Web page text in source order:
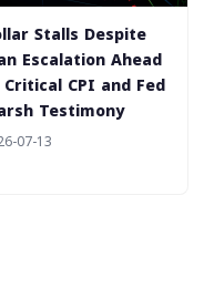
Stalls Despite
Escalation Ahead
CPI and Fed
Testimony
07-13